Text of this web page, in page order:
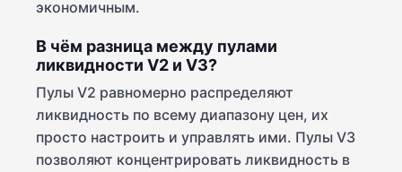
экономичным.
В чём разница между пулами
ликвидности V2 и V3?
Пулы V2 равномерно распределяют
ликвидность по всему диапазону цен, их
просто настроить и управлять ими. Пулы V3
позволяют концентрировать ликвидность в